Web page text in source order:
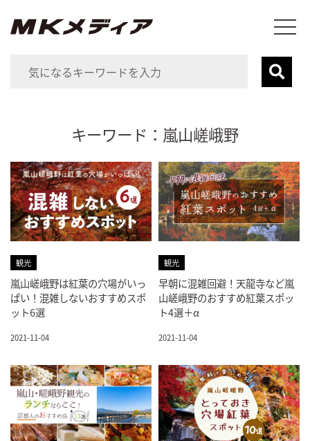
キーワード：嵐山嵯峨野
観光
嵐山嵯峨野は紅葉の穴場がいっ
ぱい！混雑しないおすすめスポ
ット6選
2021-11-04
観光
早朝に混雑回避！天龍寺など嵐
山嵯峨野のおすすめ紅葉スポッ
ト4選＋α
2021-11-04